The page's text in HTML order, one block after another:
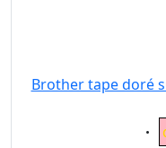
Brother tape doré